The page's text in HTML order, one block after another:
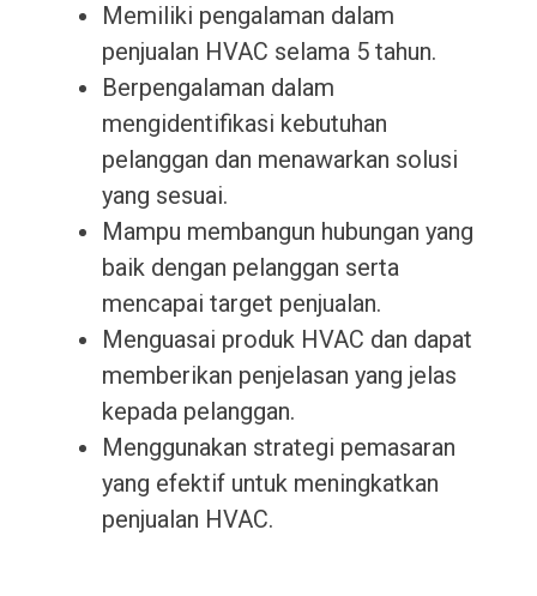
Memiliki pengalaman dalam
penjualan HVAC selama 5 tahun.
Berpengalaman dalam
mengidentifikasi kebutuhan
pelanggan dan menawarkan solusi
yang sesuai.
Mampu membangun hubungan yang
baik dengan pelanggan serta
mencapai target penjualan.
Menguasai produk HVAC dan dapat
memberikan penjelasan yang jelas
kepada pelanggan.
Menggunakan strategi pemasaran
yang efektif untuk meningkatkan
penjualan HVAC.